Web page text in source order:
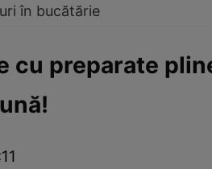
în bucătărie
cu preparate